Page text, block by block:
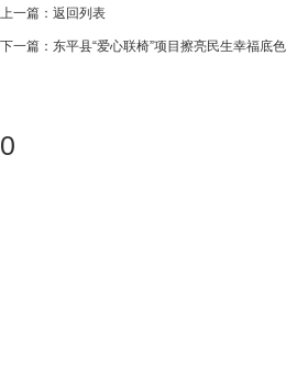
上一篇： 返回列表
下一篇： 东平县“爱心联椅”项目擦亮民生幸福底色
0